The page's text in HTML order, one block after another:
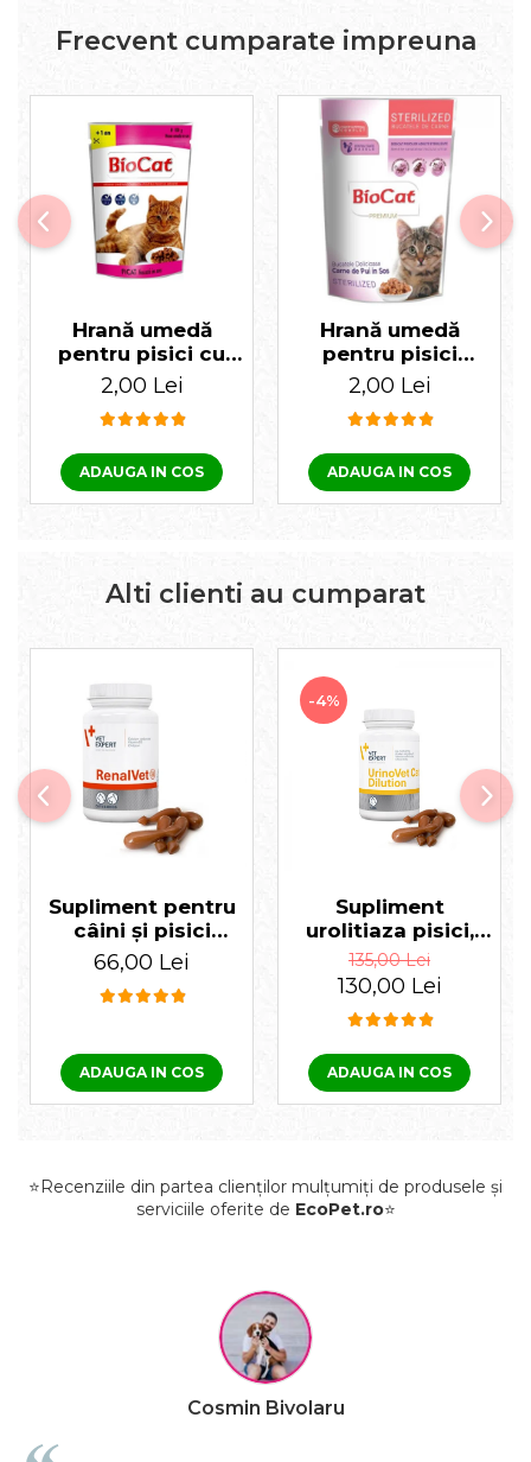
Iod 3,3 mg, Cupru 10 mg, Mangan 43 mg, Zinc 135 mg,
Frecvent cumparate impreuna
Hrană umedă
pentru pisici cu
ficat Biocat 100 gr
2,00 Lei
ADAUGA IN COS
Hrană umedă
pentru pisici
Biocat Sterilised 85
2,00 Lei
ADAUGA IN COS
Alti clienti au cumparat
Supliment pentru
câini și pisici
RenalVet Twist Off
60 capsule
66,00 Lei
ADAUGA IN COS
-4%
Supliment
urolitiaza pisici,
Urinovet Cat
Dilution, 45
capsule
135,00 Lei
130,00 Lei
ADAUGA IN COS
⭐Recenziile din partea clienților mulțumiți de produsele și
serviciile oferite de EcoPet.ro⭐
Cosmin Bivolaru